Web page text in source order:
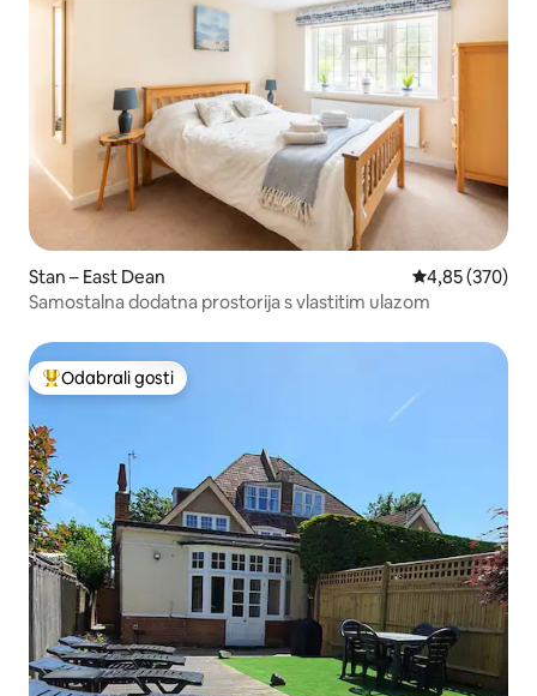
Stan – East Dean Prosječna
4,85 (370)
Samostalna dodatna prostorija s vlastitim ulazom
Među najviše rangiranima s oznakom „Odabrali gosti”
Odabrali gosti